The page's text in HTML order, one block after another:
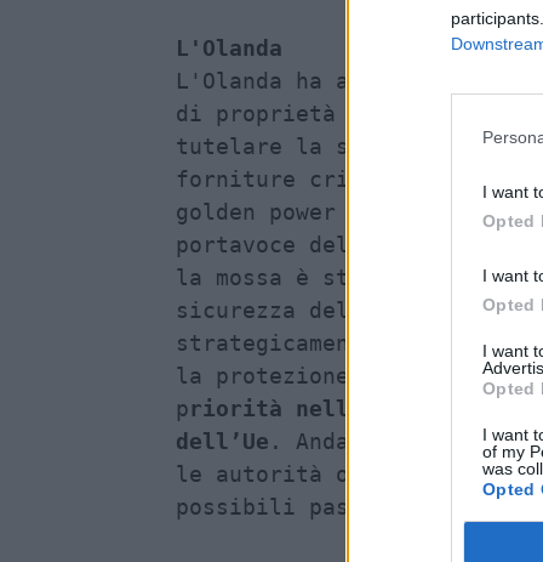
I want
Opted
I want
Opted
I want
Opted
I want
of my
was
Opted
hanno riferito che
potenza manifatturiera
europea".
L'Olanda
L'Olanda ha appena messo
di proprietà cinese, sotto
tutelare la sicurezza
forniture critiche, usando
golden power italiano.
portavoce della
la mossa è stata
sicurezza
strategicamente
la protezione della
priorità nella strategia di
. Andando avanti,